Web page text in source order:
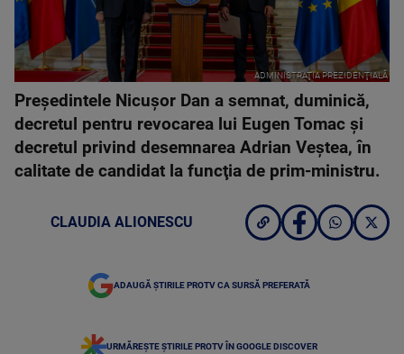
ADMINISTRAŢIA PREZIDENŢIALĂ
Preşedintele Nicuşor Dan a semnat, duminică,
decretul pentru revocarea lui Eugen Tomac şi
decretul privind desemnarea Adrian Veştea, în
calitate de candidat la funcţia de prim-ministru.
CLAUDIA ALIONESCU
ADAUGĂ ȘTIRILE PROTV CA SURSĂ PREFERATĂ
URMĂREȘTE ȘTIRILE PROTV ÎN GOOGLE DISCOVER